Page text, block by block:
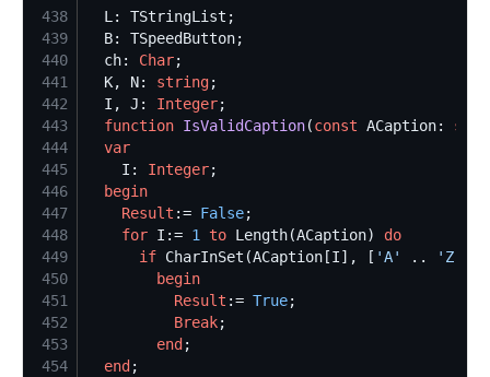
438
439
440
  ch:
Char
441
  K, N:
string
442
  I, J:
Integer
443
function IsValidCaption(const ACaption:
444
var
445
    I:
Integer
446
begin
447
Result := False
448
for I:= 1 to Length(ACaption) do
449
if CharInSet(ACaption[I], [ 'A' .. ' Z
450
begin
451
Result := True
452
Break
453
end
454
end